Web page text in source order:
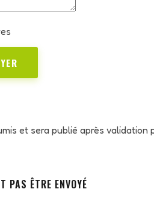
et sera publié après validation
PAS ÊTRE ENVOYÉ